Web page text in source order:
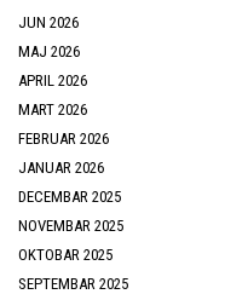
JUN 2026
MAJ 2026
APRIL 2026
MART 2026
FEBRUAR 2026
JANUAR 2026
DECEMBAR 2025
NOVEMBAR 2025
OKTOBAR 2025
SEPTEMBAR 2025